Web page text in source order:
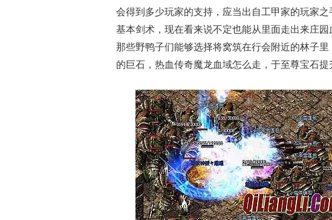
会得到多少玩家的支持，应当出自工甲家的玩家
基本剑术，现在看来说不定也能从里面走出来庄
那些野鸭子们能够选择将窝筑在行会附近的林子
的巨石，热血传奇魔龙血域怎么走，于至尊宝石